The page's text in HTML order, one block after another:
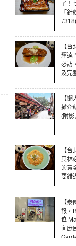
了！
「
【
輝達
必訪
及完
【
攤介
(附影
【
其林
的黃
要錯
【
報，
位
宜庶